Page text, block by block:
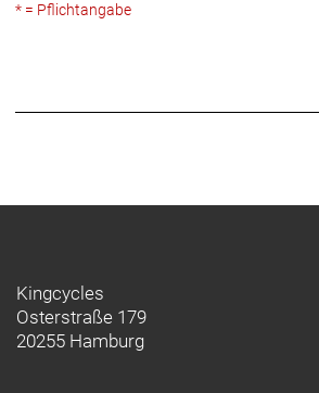
* = Pflichtangabe
Kingcycles
Osterstraße 179
20255 Hamburg